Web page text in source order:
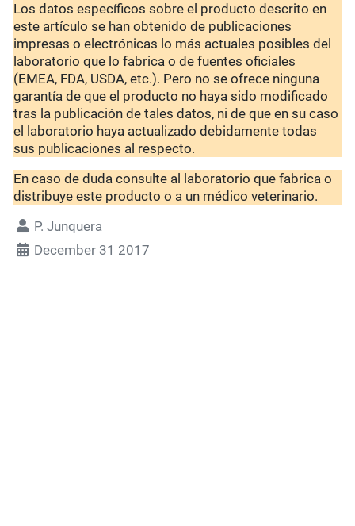
Los datos específicos sobre el producto descrito en
este artículo se han obtenido de publicaciones
impresas o electrónicas lo más actuales posibles del
laboratorio que lo fabrica o de fuentes oficiales
(EMEA, FDA, USDA, etc.). Pero no se ofrece ninguna
garantía de que el producto no haya sido modificado
tras la publicación de tales datos, ni de que en su caso
el laboratorio haya actualizado debidamente todas
sus publicaciones al respecto.
En caso de duda consulte al laboratorio que fabrica o
distribuye este producto o a un médico veterinario.
P. Junquera
December 31 2017